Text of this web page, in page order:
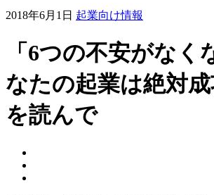
2018年6月1日 起業向け情報
「6つの不安がなく
なたの起業は絶対成
を読んで